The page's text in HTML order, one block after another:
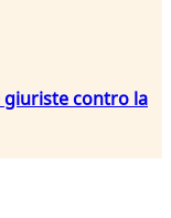
giuriste contro la